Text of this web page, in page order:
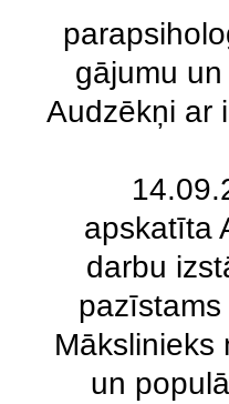
gājumu
Audzēkņi ar
apskatīta
darbu
Mākslinieks
un